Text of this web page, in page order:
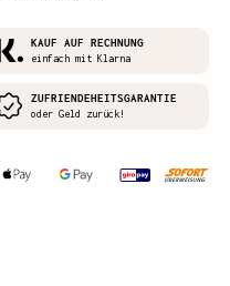
KAUF AUF RECHNUNG
einfach mit Klarna
ZUFRIENDEHEITSGARANTIE
oder Geld zurück!